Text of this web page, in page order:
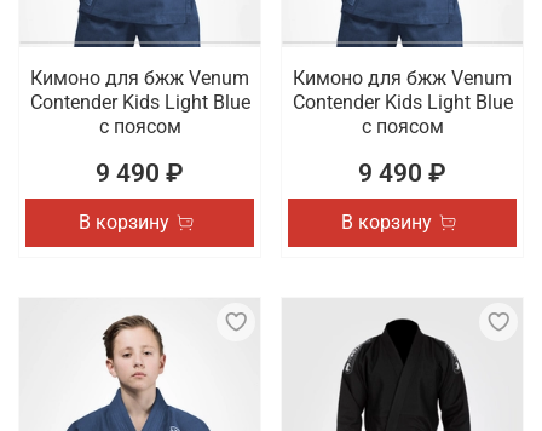
Кимоно для бжж Venum
Contender Kids Light Blue
с поясом
9 490 ₽
В корзину
Кимоно для бжж Venum
Contender Kids Light Blue
с поясом
9 490 ₽
В корзину